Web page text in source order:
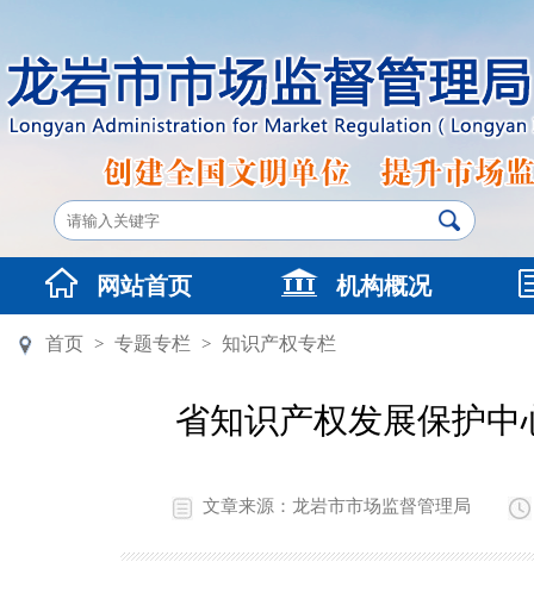
网站首页 机构概况
首页 > 专题专栏 > 知识产权专栏
省知识产权发展保护
文章来源：龙岩市市场监督管理局